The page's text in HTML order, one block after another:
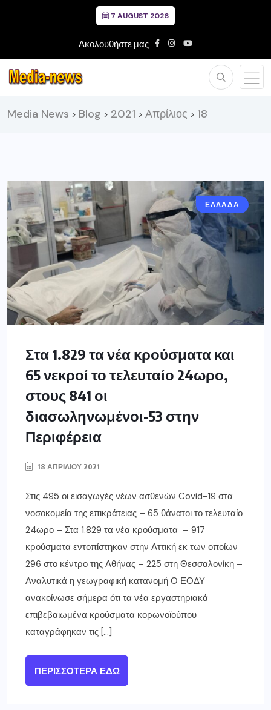
7 AUGUST 2026
Ακολουθήστε μας
Media News > Blog > 2021 > Απρίλιος > 18
ΕΛΛΑΔΑ
Στα 1.829 τα νέα κρούσματα και
65 νεκροί το τελευταίο 24ωρο,
στους 841 οι
διασωληνωμένοι-53 στην
Περιφέρεια
18 ΑΠΡΙΛΊΟΥ 2021
Στις 495 οι εισαγωγές νέων ασθενών Covid-19 στα
νοσοκομεία της επικράτειας – 65 θάνατοι το τελευταίο
24ωρο – Στα 1.829 τα νέα κρούσματα – 917
κρούσματα εντοπίστηκαν στην Αττική εκ των οποίων
296 στο κέντρο της Αθήνας – 225 στη Θεσσαλονίκη –
Αναλυτικά η γεωγραφική κατανομή Ο ΕΟΔΥ
ανακοίνωσε σήμερα ότι τα νέα εργαστηριακά
επιβεβαιωμένα κρούσματα κορωνοϊούπου
καταγράφηκαν τις […]
ΠΕΡΙΣΣΌΤΕΡΑ ΕΔΏ